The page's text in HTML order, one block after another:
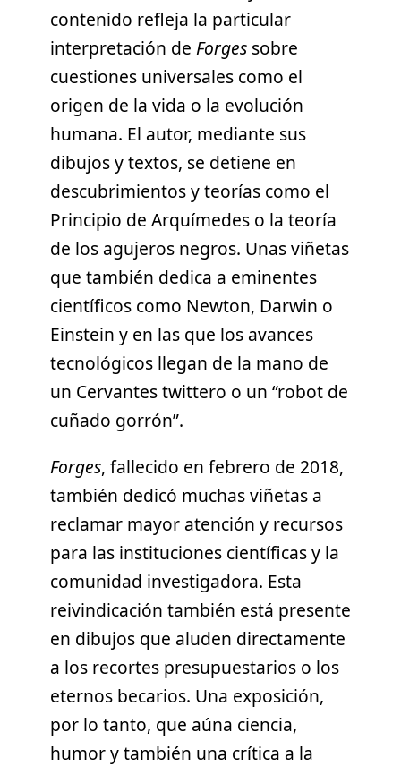
contenido refleja la particular
interpretación de Forges sobre
cuestiones universales como el
origen de la vida o la evolución
humana. El autor, mediante sus
dibujos y textos, se detiene en
descubrimientos y teorías como el
Principio de Arquímedes o la teoría
de los agujeros negros. Unas viñetas
que también dedica a eminentes
científicos como Newton, Darwin o
Einstein y en las que los avances
tecnológicos llegan de la mano de
un Cervantes twittero o un “robot de
cuñado gorrón”.
Forges, fallecido en febrero de 2018,
también dedicó muchas viñetas a
reclamar mayor atención y recursos
para las instituciones científicas y la
comunidad investigadora. Esta
reivindicación también está presente
en dibujos que aluden directamente
a los recortes presupuestarios o los
eternos becarios. Una exposición,
por lo tanto, que aúna ciencia,
humor y también una crítica a la